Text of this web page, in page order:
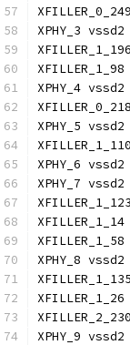
XPHY_3
XPHY_4
XPHY_5
XPHY_6
XPHY_7
XPHY_8
XPHY_9